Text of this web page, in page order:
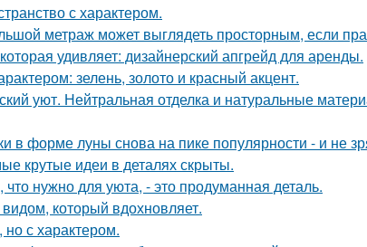
с характером.
метраж может выглядеть просторным, если
удивляет: дизайнерский апгрейд для аренды.
зелень, золото и красный акцент.
уют. Нейтральная отделка и натуральные
в форме луны снова на пике популярности - и не
крутые идеи в деталях скрыты.
что нужно для уюта, - это продуманная деталь.
который вдохновляет.
с характером.